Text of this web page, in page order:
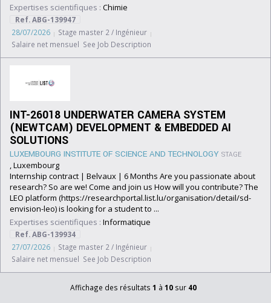
Expertises scientifiques : Chimie
Ref. ABG-139947
28/07/2026
Stage master 2 / Ingénieur
Salaire net mensuel See Job Description
INT-26018 UNDERWATER CAMERA SYSTEM
(NEWTCAM) DEVELOPMENT & EMBEDDED AI
SOLUTIONS
LUXEMBOURG INSTITUTE OF SCIENCE AND TECHNOLOGY STAGE
, Luxembourg
Internship contract | Belvaux | 6 Months Are you passionate about
research? So are we! Come and join us How will you contribute? The
LEO platform (https://researchportal.list.lu/organisation/detail/sd-
envision-leo) is looking for a student to ...
Expertises scientifiques : Informatique
Ref. ABG-139934
27/07/2026
Stage master 2 / Ingénieur
Salaire net mensuel See Job Description
Affichage des résultats1 à10 sur 40